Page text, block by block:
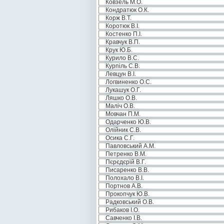
Ковзель М.О.
Кондратюк О.К.
Корж В.Т.
Коротюк В.І.
Костенко П.І.
Кравчук В.П.
Крук Ю.Б.
Курило В.С.
Курпіль С.В.
Левцун В.І.
Логвиненко О.С.
Лукашук О.Г.
Ляшко О.В.
Маліч О.В.
Мовчан П.М.
Одарченко Ю.В.
Олійник С.В.
Осика С.Г.
Павловський А.М.
Петренко В.М.
Пєрєдєрій В.Г.
Писаренко В.В.
Полохало В.І.
Портнов А.В.
Прокопчук Ю.В.
Радковський О.В.
Рибаков І.О.
Савченко І.В.